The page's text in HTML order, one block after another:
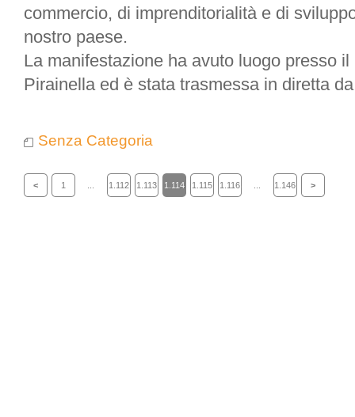
commercio, di imprenditorialità e di
nostro paese.
La manifestazione ha avuto luogo presso
Pirainella ed è stata trasmessa in diretta
Senza Categoria
< 1 1.112 1.113 1.114 1.115 1.116 1.146 >